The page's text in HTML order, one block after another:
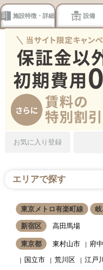
施設特徴・詳細 設備
お気に入り登録
エリアで探す
東京メトロ有楽町線
新宿区 高田馬場
東京都 東村山市
府
国立市
荒川区
江戸